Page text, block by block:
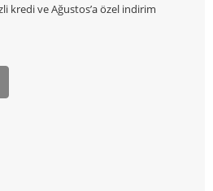
kredi ve Ağustos’a özel indirim